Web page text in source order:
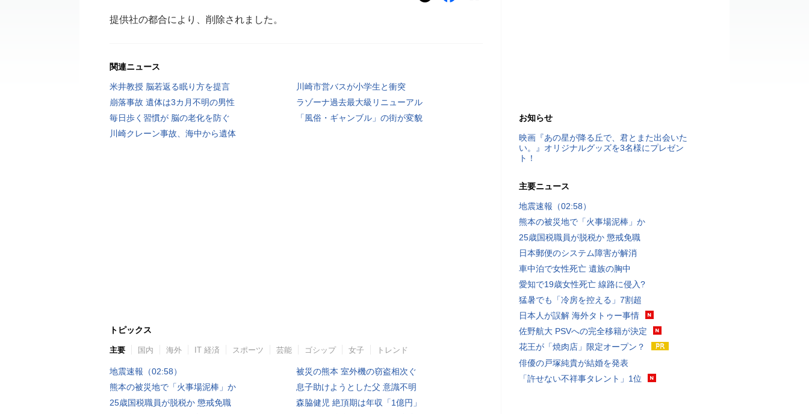
提供社の都合により、削除されました。
関連ニュース
米井教授 脳若返る眠り方を提言
川崎市営バスが小学生と衝突
崩落事故 遺体は3カ月不明の男性
ラゾーナ過去最大級リニューアル
毎日歩く習慣が 脳の老化を防ぐ
「風俗・ギャンブル」の街が変貌
川崎クレーン事故、海中から遺体
トピックス
主要 国内 海外 IT 経済 スポーツ 芸能 ゴシップ 女子 トレンド
地震速報（02:58）
熊本の被災地で「火事場泥棒」か
25歳国税職員が脱税か 懲戒免職
被災の熊本 室外機の窃盗相次ぐ
息子助けようとした父 意識不明
森脇健児 絶頂期は年収「1億円」
お知らせ
映画『あの星が降る丘で、君とまた出会いた
い。』オリジナルグッズを3名様にプレゼン
ト！
主要ニュース
地震速報（02:58）
熊本の被災地で「火事場泥棒」か
25歳国税職員が脱税か 懲戒免職
日本郵便のシステム障害が解消
車中泊で女性死亡 遺族の胸中
愛知で19歳女性死亡 線路に侵入?
猛暑でも「冷房を控える」7割超
日本人が誤解 海外タトゥー事情
佐野航大 PSVへの完全移籍が決定
花王が「焼肉店」限定オープン？
俳優の戸塚純貴が結婚を発表
「許せない不祥事タレント」1位